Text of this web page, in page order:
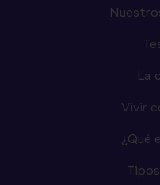
La
Vivir
¿Qué